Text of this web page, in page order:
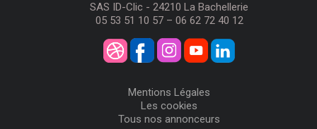
SAS ID-Clic - 24210 La Bachellerie
05 53 51 10 57 – 06 62 72 40 12
Mentions Légales
Les cookies
Tous nos annonceurs